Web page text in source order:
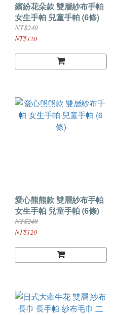
繽紛花朵款 雙層紗布手帕
女生手帕 兒童手帕 (6條)
NT$240
NT$120
愛心熊熊款 雙層紗布手帕
女生手帕 兒童手帕 (6條)
NT$240
NT$120